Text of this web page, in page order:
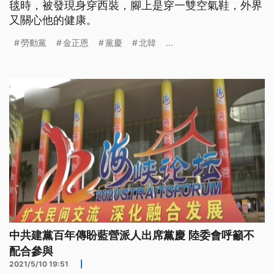
毯時，被發現身穿西裝，腳上是穿一雙空氣鞋，外界
又關心他的健康。
勞動黨 金正恩 黨慶 北韓 ...
中共建黨百年傳盼藍營派人出席黨慶 陸委會呼籲不
配合參與
2021/5/10 19:51